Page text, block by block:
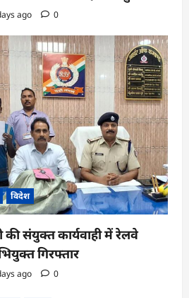
ago 0
विदेश
संयुक्त कार्यवाही में रेलवे
गिरफ्तार
ago 0